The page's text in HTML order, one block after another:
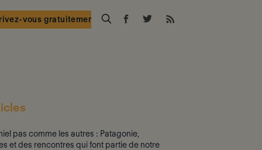
vous gratuitement
pas comme les autres : Patagonie,
et des rencontres qui font partie de notre